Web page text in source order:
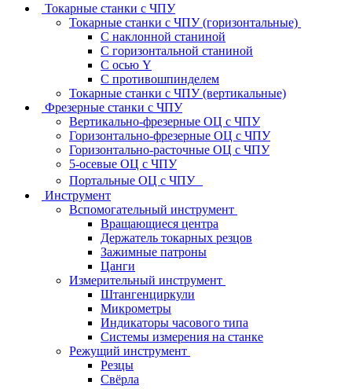
Токарные станки с ЧПУ
Токарные станки с ЧПУ (горизонтальные)
С наклонной станиной
С горизонтальной станиной
С осью Y
С противошпинделем
Токарные станки с ЧПУ (вертикальные)
Фрезерные станки с ЧПУ
Вертикально-фрезерные ОЦ с ЧПУ
Горизонтально-фрезерные ОЦ с ЧПУ
Горизонтально-расточные ОЦ с ЧПУ
5-осевые ОЦ с ЧПУ
Портальные ОЦ с ЧПУ
Инструмент
Вспомогательный инструмент
Вращающиеся центра
Держатель токарных резцов
Зажимные патроны
Цанги
Измерительный инструмент
Штангенциркули
Микрометры
Индикаторы часового типа
Системы измерения на станке
Режущий инструмент
Резцы
Свёрла